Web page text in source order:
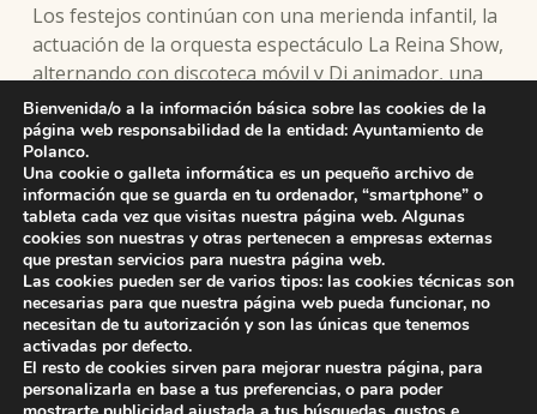
Los festejos continúan con una merienda infantil, la
actuación de la orquesta espectáculo La Reina Show,
alternando con discoteca móvil y Dj animador, una
parrillada para todos los asistentes y el tradicional
lanzamiento de fuegos artificiales de fin de los actos,
previo al reparto de una chocolatada.
Skip back to main navigation
Bienvenida/o a la información básica sobre las cookies de la
página web responsabilidad de la entidad: Ayuntamiento de
Polanco.
Una cookie o galleta informática es un pequeño archivo de
información que se guarda en tu ordenador, “smartphone” o
tableta cada vez que visitas nuestra página web. Algunas
cookies son nuestras y otras pertenecen a empresas externas
que prestan servicios para nuestra página web.
Las cookies pueden ser de varios tipos: las cookies técnicas son
necesarias para que nuestra página web pueda funcionar, no
necesitan de tu autorización y son las únicas que tenemos
activadas por defecto.
El resto de cookies sirven para mejorar nuestra página, para
personalizarla en base a tus preferencias, o para poder